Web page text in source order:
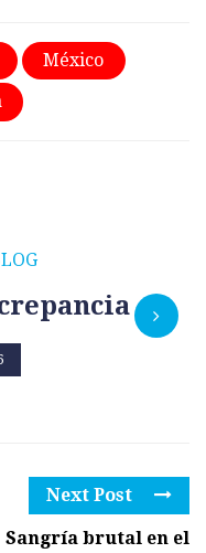
México
Next Post
Sangría brutal en el